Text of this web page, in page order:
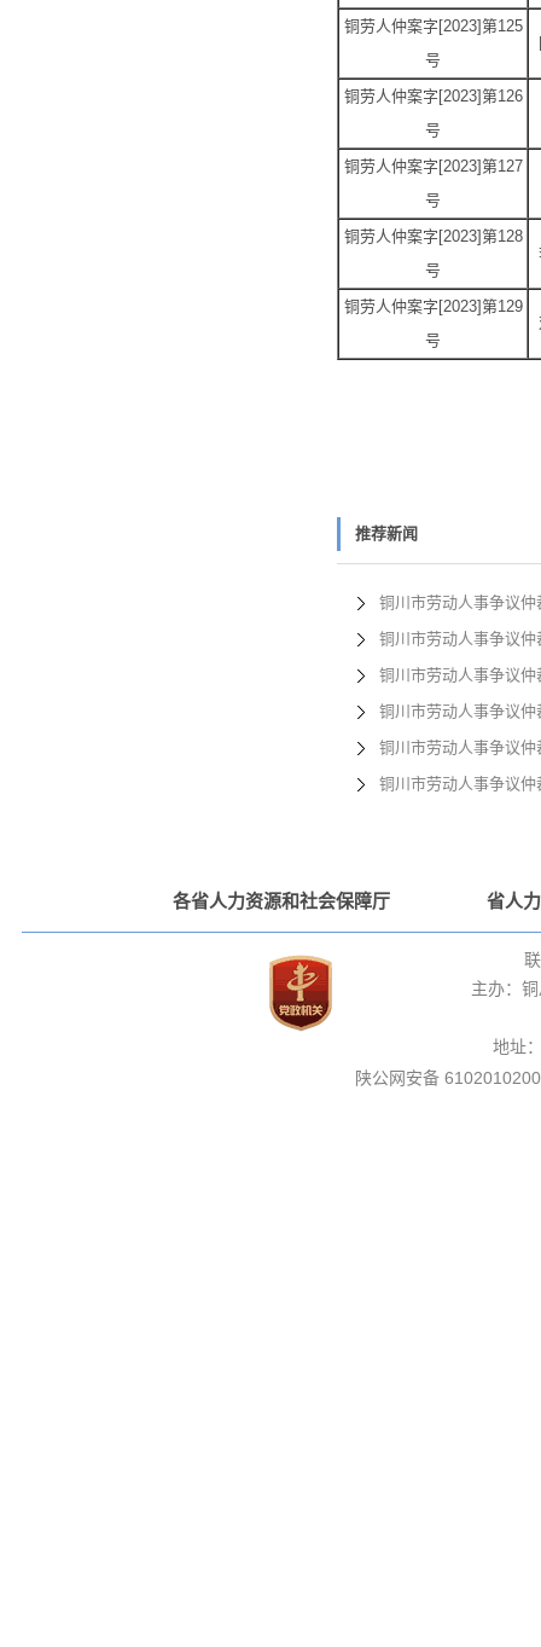
铜劳人仲案字[2023]第125
号
铜劳人仲案字[2023]第126
号
铜劳人仲案字[2023]第127
号
铜劳人仲案字[2023]第128
号
铜劳人仲案字[2023]第129
号
推荐新闻
铜川市劳动人事争议
铜川市劳动人事争议
铜川市劳动人事争议
铜川市劳动人事争议
铜川市劳动人事争议
铜川市劳动人事争议
各省人力资源和社会保障厅 省人
主办：
地址
陕公网安备